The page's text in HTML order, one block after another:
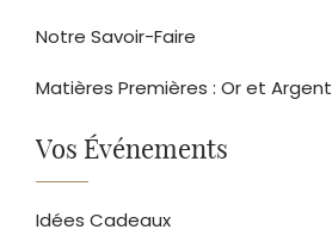
Notre Savoir-Faire
Matières Premières : Or et Argent
Vos Événements
Idées Cadeaux